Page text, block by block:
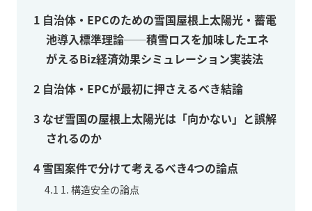
1 自治体・EPCのための雪国屋根上太陽光・蓄電
池導入標準理論──積雪ロスを加味したエネ
がえるBiz経済効果シミュレーション実装法
2 自治体・EPCが最初に押さえるべき結論
3 なぜ雪国の屋根上太陽光は「向かない」と誤解
されるのか
4 雪国案件で分けて考えるべき4つの論点
4.1 1. 構造安全の論点